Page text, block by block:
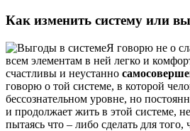
Как изменить систему или
Я говорю не о
всем элементам в ней легко и
счастливы и неустанно
говорю о той системе, в которой
бессознательном уровне, но
и продолжает жить в этой системе,
пытаясь что – либо сделать для того,